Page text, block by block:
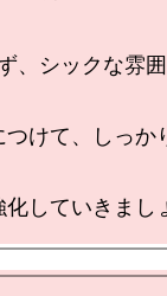
、シックな雰
けて、しっか